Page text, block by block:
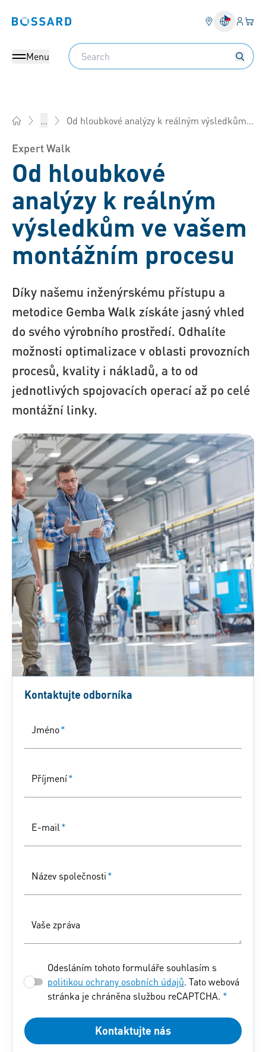
Bossard homepage Váš
Menu
Search
... Od hloubkové analýzy k reálným výsledkům ve vašem montážním procesu
Expert Walk
Od hloubkové
analýzy k reálným
výsledkům ve vašem
montážním procesu
Díky našemu inženýrskému přístupu a
metodice Gemba Walk získáte jasný vhled
do svého výrobního prostředí. Odhalíte
možnosti optimalizace v oblasti provozních
procesů, kvality i nákladů, a to od
jednotlivých spojovacích operací až po celé
montážní linky.
Kontaktujte odborníka
Jméno*
Příjmení*
E-mail *
Název společnosti*
Vaše zpráva
Odesláním tohoto formuláře souhlasím s
politikou ochrany osobních údajů. Tato webová
stránka je chráněna službou reCAPTCHA. *
Kontaktujte nás